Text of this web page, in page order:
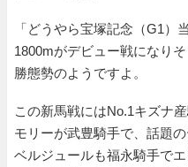
「どうやら宝塚記念（G1）
1800mがデビュー戦になり
勝態勢のようですよ。
この新馬戦にはNo.1キズナ
モリーが武豊騎手で、話題
ベルジュールも福永騎手で